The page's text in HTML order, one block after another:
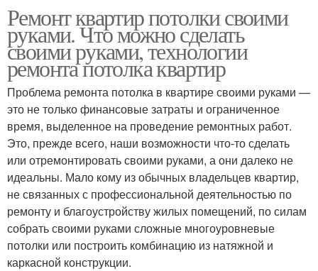
Ремонт квартир потолки своими
руками. Что можно сделать
своими руками, технологии
ремонта потолка квартир
Проблема ремонта потолка в квартире своими руками —
это не только финансовые затраты и ограниченное
время, выделенное на проведение ремонтных работ.
Это, прежде всего, наши возможности что-то сделать
или отремонтировать своими руками, а они далеко не
идеальны. Мало кому из обычных владельцев квартир,
не связанных с профессиональной деятельностью по
ремонту и благоустройству жилых помещений, по силам
собрать своими руками сложные многоуровневые
потолки или построить комбинацию из натяжной и
каркасной конструкции.